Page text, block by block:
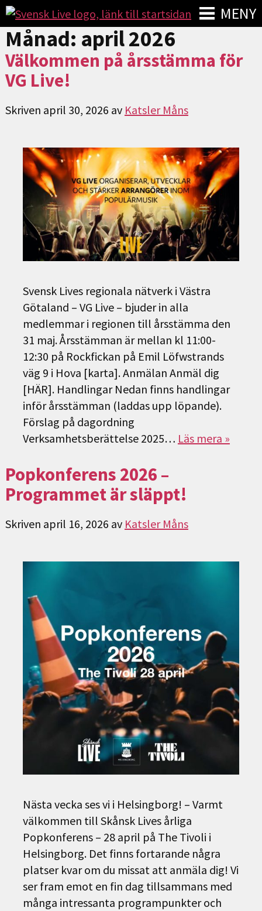
MENY
Månad: april 2026
Välkommen på årsstämma för
VG Live!
Skriven april 30, 2026 av Katsler Måns
Svensk Lives regionala nätverk i Västra
Götaland – VG Live – bjuder in alla
medlemmar i regionen till årsstämma den
31 maj. Årsstämman är mellan kl 11:00-
12:30 på Rockfickan på Emil Löfwstrands
väg 9 i Hova [karta]. Anmälan Anmäl dig
[HÄR]. Handlingar Nedan finns handlingar
inför årsstämman (laddas upp löpande).
Förslag på dagordning
Verksamhetsberättelse 2025… Läs mera »
Popkonferens 2026 –
Programmet är släppt!
Skriven april 16, 2026 av Katsler Måns
Nästa vecka ses vi i Helsingborg! – Varmt
välkommen till Skånsk Lives årliga
Popkonferens – 28 april på The Tivoli i
Helsingborg. Det finns fortarande några
platser kvar om du missat att anmäla dig! Vi
ser fram emot en fin dag tillsammans med
många intressanta programpunkter och